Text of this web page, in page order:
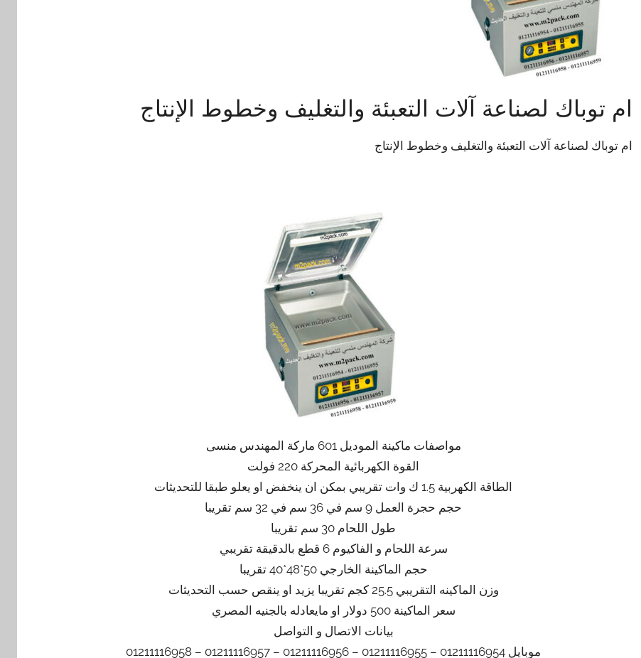
ام توباك لصناعة آلات التعبئة والتغليف وخطوط الإنتاج
ام توباك لصناعة آلات التعبئة والتغليف وخطوط الإنتاج
مواصفات ماكينة الموديل 601 ماركة المهندس منسى
القوة الكهربائية المحركة 220 فولت
الطاقة الكهربية 1.5 ك وات تقريبي بمكن ان ينخفض او يعلو طبقا للتحديثات
حجم حجرة العمل 9 سم في 36 سم في 32 سم تقريبا
طول اللحام 30 سم تقريبا
سرعة اللحام و الفاكيوم 6 قطع بالدقيقة تقريبي
حجم الماكينة الخارجي 50*48*40 تقريبا
وزن الماكينه التقريبي 25.5 كجم تقريبا يزيد او ينقص حسب التحديثات
سعر الماكينة 500 دولار او مايعادله بالجنيه المصري
بيانات الاتصال و التواصل
موبايل 01211116954 – 01211116955 – 01211116956 – 01211116957 – 01211116958